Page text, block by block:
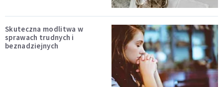
Skuteczna modlitwa w
sprawach trudnych i
beznadziejnych